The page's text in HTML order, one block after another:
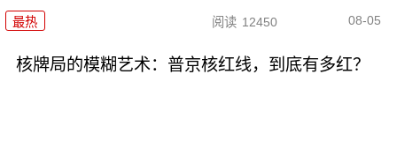
最热 阅读 12450 08-05
核牌局的模糊艺术：普京核红线，到底有多红？